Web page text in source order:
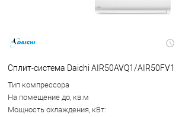
Сплит-система Daichi AIR50AVQ1/AIR50FV1
Тип компрессора
На помещение до, кв.м
Мощность охлаждения, кВт: